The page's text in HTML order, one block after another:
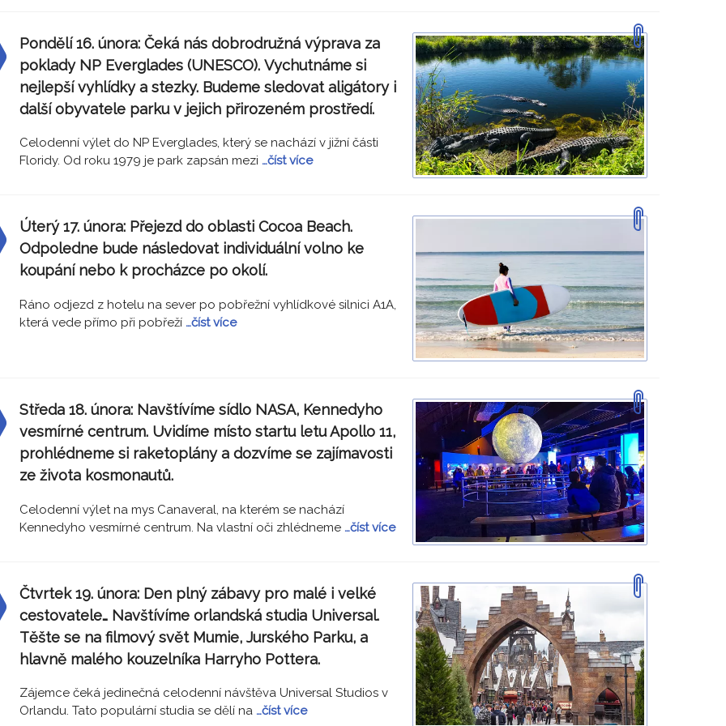
Pondělí 16. února: Čeká nás dobrodružná výprava za
poklady NP Everglades (UNESCO). Vychutnáme si
nejlepší vyhlídky a stezky. Budeme sledovat aligátory i
další obyvatele parku v jejich přirozeném prostředí.
Celodenní výlet do NP Everglades, který se nachází v jižní části
Floridy. Od roku 1979 je park zapsán mezi …číst více
Úterý 17. února: Přejezd do oblasti Cocoa Beach.
Odpoledne bude následovat individuální volno ke
koupání nebo k procházce po okolí.
Ráno odjezd z hotelu na sever po pobřežní vyhlídkové silnici A1A,
která vede přímo při pobřeží …číst více
Středa 18. února: Navštívíme sídlo NASA, Kennedyho
vesmírné centrum. Uvidíme místo startu letu Apollo 11,
prohlédneme si raketoplány a dozvíme se zajímavosti
ze života kosmonautů.
Celodenní výlet na mys Canaveral, na kterém se nachází
Kennedyho vesmírné centrum. Na vlastní oči zhlédneme …číst více
Čtvrtek 19. února: Den plný zábavy pro malé i velké
cestovatele… Navštívíme orlandská studia Universal.
Těšte se na filmový svět Mumie, Jurského Parku, a
hlavně malého kouzelníka Harryho Pottera.
Zájemce čeká jedinečná celodenní návštěva Universal Studios v
Orlandu. Tato populární studia se dělí na …číst více